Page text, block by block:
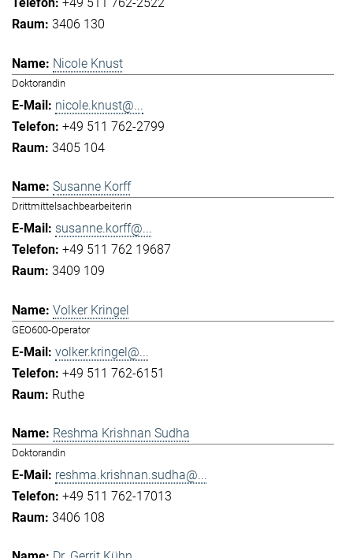
+49 511 762-2522
3406 130
Nicole Knust
Doktorandin
nicole.knust@...
+49 511 762-2799
3405 104
Susanne Korff
Drittmittelsachbearbeiterin
susanne.korff@...
+49 511 762 19687
3409 109
Volker Kringel
GEO600-Operator
volker.kringel@...
+49 511 762-6151
Ruthe
Reshma Krishnan Sudha
Doktorandin
reshma.krishnan.sudha@...
+49 511 762-17013
3406 108